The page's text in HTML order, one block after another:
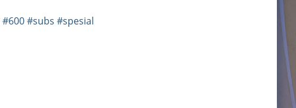
#600#subs #spesial